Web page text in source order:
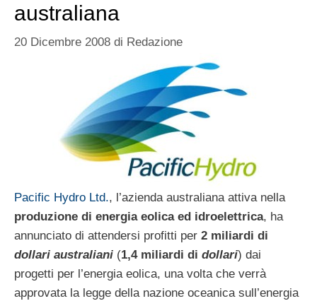
australiana
20 Dicembre 2008 di Redazione
Pacific Hydro Ltd., l’azienda australiana attiva nella
produzione di energia eolica ed idroelettrica, ha
annunciato di attendersi profitti per 2 miliardi di
dollari australiani (1,4 miliardi di dollari) dai
progetti per l’energia eolica, una volta che verrà
approvata la legge della nazione oceanica sull’energia